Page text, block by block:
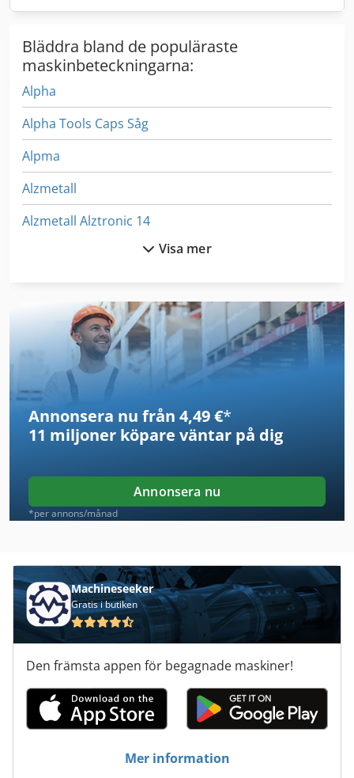
Bläddra bland de populäraste
maskinbeteckningarna:
Alpha
Alpha Tools Caps Såg
Alpma
Alzmetall
Alzmetall Alztronic 14
Etalon Derby
Etikett Maskin
Film Rullar
Friktion Svetsmaskin
Förpackning
Förpackningslinje
Förpackningsmaskin
Geberit Svetsmaskin
Packning
Produkter
Rulle Förpackning Maskin
Slang
Visa mer
Annonsera nu från 4,49 €*
11 miljoner köpare väntar på dig
Annonsera nu
*per annons/månad
Machineseeker
Gratis i butiken
Den främsta appen för begagnade maskiner!
Mer information